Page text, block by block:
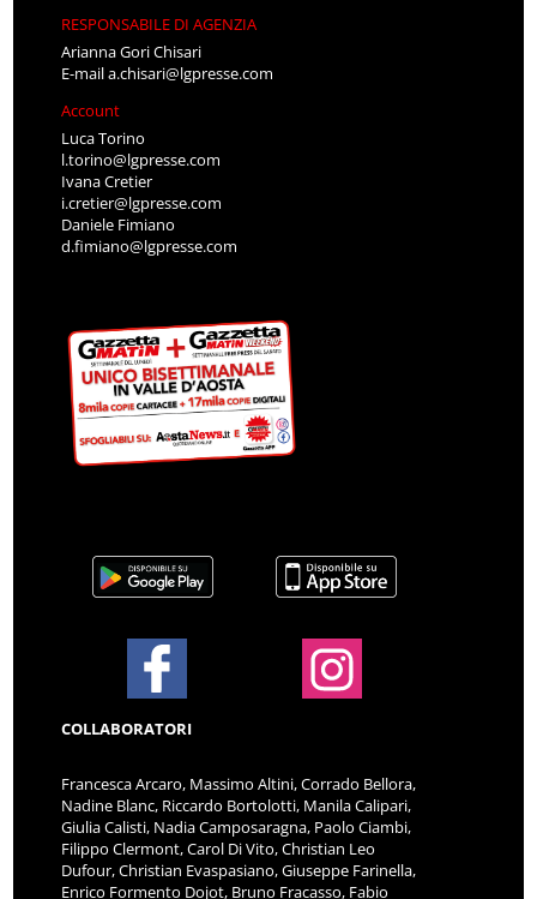
RESPONSABILE DI AGENZIA
Arianna Gori Chisari
E-maila.chisari@lgpresse.com
Account
Luca Torino
l.torino@lgpresse.com
Ivana Cretier
i.cretier@lgpresse.com
Daniele Fimiano
d.fimiano@lgpresse.com
COLLABORATORI
Francesca Arcaro, Massimo Altini, Corrado Bellora,
Nadine Blanc, Riccardo Bortolotti, Manila Calipari,
Giulia Calisti, Nadia Camposaragna, Paolo Ciambi,
Filippo Clermont, Carol Di Vito, Christian Leo
Dufour, Christian Evaspasiano, Giuseppe Farinella,
Enrico Formento Dojot, Bruno Fracasso, Fabio